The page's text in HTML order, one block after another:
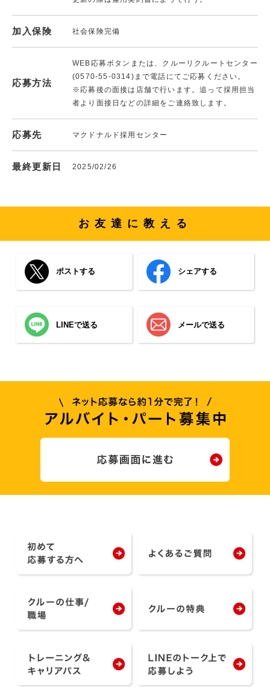
加入保険 社会保険完備
応募方法
WEB応募ボタンまたは、クルーリクルートセンター
(0570-55-0314)まで電話にてご応募ください。
※応募後の面接は店舗で行います。追って採用担当
者より面接日などの詳細をご連絡致します。
応募先 マクドナルド採用センター
最終更新日 2025/02/26
お友達に教える
ポストする シェアする
LINEで送る メールで送る